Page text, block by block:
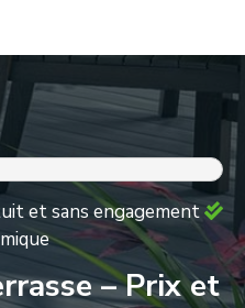
et sans engagement
– Prix et